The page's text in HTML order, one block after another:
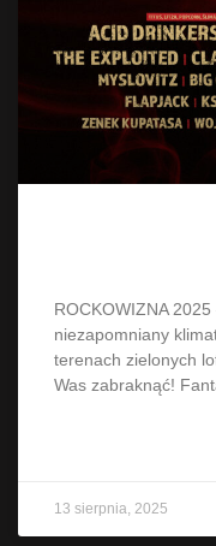
ROCKOWIZNA
niezapomniany
terenach zielonych
Was zabraknąć!
13 sierpnia, 2025